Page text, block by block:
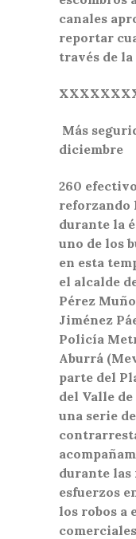
canales
reportar
través de la
Más
diciembre
260
reforzando
durante la
uno de los
en esta
el alcalde
Pérez
Jiménez
Policía
Aburrá
parte del
del Valle
una serie
durante las
esfuerzos
los robos a